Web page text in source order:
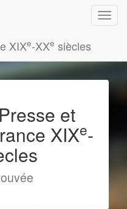
XIXe-XXe siècles
et
XIXe-